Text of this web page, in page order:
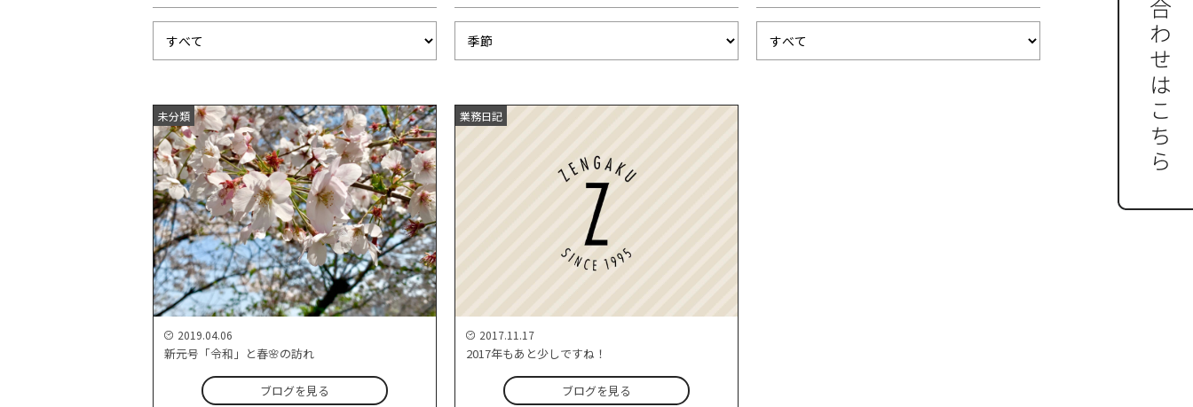
未分類
2019.04.06
新元号「令和」と春🌸の訪れ
ブログを見る
業務日記
2017.11.17
2017年もあと少しですね！
ブログを見る